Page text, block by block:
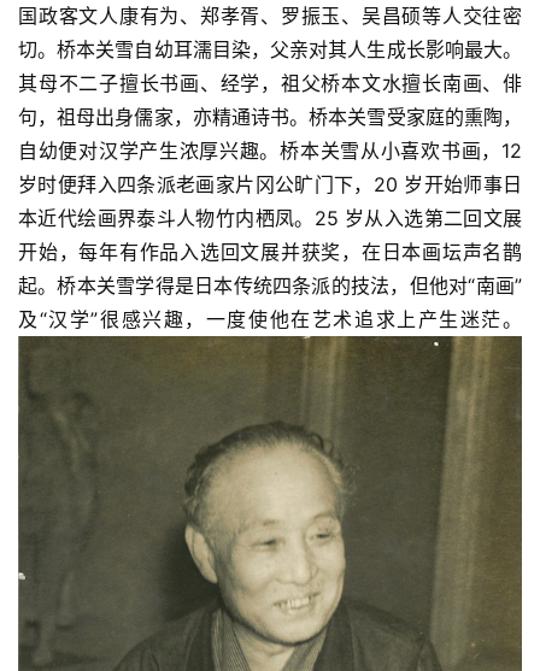
国政客文人康有为、郑孝胥、罗振玉、吴昌硕等人交往密
切。桥本关雪自幼耳濡目染，父亲对其人生成长影响最大。
其母不二子擅长书画、经学，祖父桥本文水擅长南画、俳
句，祖母出身儒家，亦精通诗书。桥本关雪受家庭的熏陶，
自幼便对汉学产生浓厚兴趣。桥本关雪从小喜欢书画，12
岁时便拜入四条派老画家片冈公旷门下，20 岁开始师事日
本近代绘画界泰斗人物竹内栖凤。25 岁从入选第二回文展
开始，每年有作品入选回文展并获奖，在日本画坛声名鹊
起。桥本关雪学得是日本传统四条派的技法，但他对“南画”
及“汉学”很感兴趣，一度使他在艺术追求上产生迷茫。